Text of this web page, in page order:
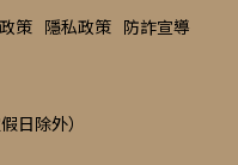
策 隱私政策 防詐宣導
日除外）